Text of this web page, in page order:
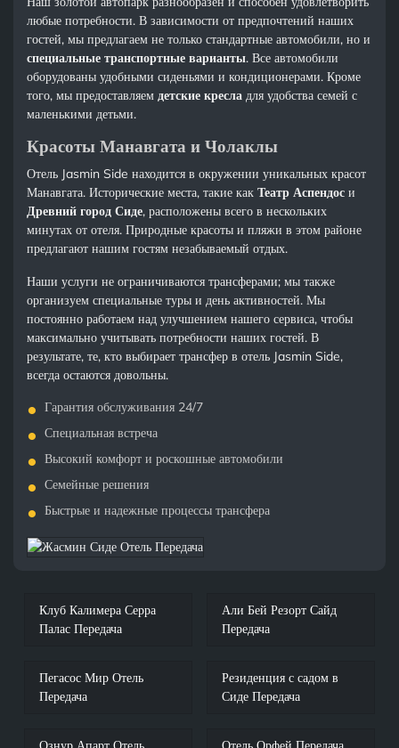
любые потребности. В зависимости от предпочтений наших
гостей, мы предлагаем не только стандартные автомобили, но и
специальные транспортные варианты. Все автомобили
оборудованы удобными сиденьями и кондиционерами. Кроме
того, мы предоставляемдетские кресла для удобства семей с
маленькими детьми.
Красоты Манавгата и Чолаклы
Отель Jasmin Side находится в окружении уникальных красот
Манавгата. Исторические места, такие какТеатр Аспендос и
Древний город Сиде, расположены всего в нескольких
минутах от отеля. Природные красоты и пляжи в этом районе
предлагают нашим гостям незабываемый отдых.
Наши услуги не ограничиваются трансферами; мы также
организуем специальные туры и день активностей. Мы
постоянно работаем над улучшением нашего сервиса, чтобы
максимально учитывать потребности наших гостей. В
результате, те, кто выбирает трансфер в отель Jasmin Side,
всегда остаются довольны.
Гарантия обслуживания 24/7
Специальная встреча
Высокий комфорт и роскошные автомобили
Семейные решения
Быстрые и надежные процессы трансфера
Клуб Калимера Серра
Палас Передача
Али Бей Резорт Сайд
Передача
Пегасос Мир Отель
Передача
Резиденция с садом в
Сиде Передача